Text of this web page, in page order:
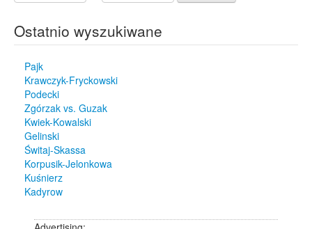
Ostatnio wyszukiwane
Pajk
Krawczyk-Fryckowski
Podecki
Zgórzak vs. Guzak
Kwiek-Kowalski
Gelinski
Świtaj-Skassa
Korpusik-Jelonkowa
Kuśnierz
Kadyrow